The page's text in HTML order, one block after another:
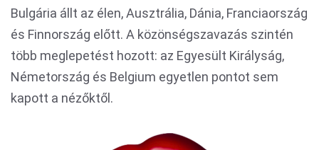
Bulgária állt az élen, Ausztrália, Dánia, Franciaország
és Finnország előtt. A közönségszavazás szintén
több meglepetést hozott: az Egyesült Királyság,
Németország és Belgium egyetlen pontot sem
kapott a nézőktől.